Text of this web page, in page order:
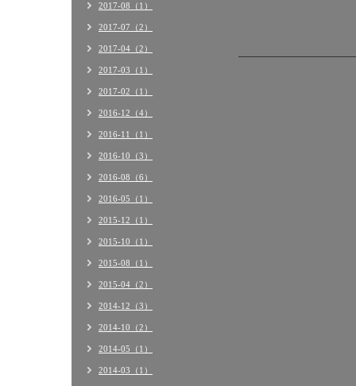
2017-08（1）
2017-07（2）
2017-04（2）
2017-03（1）
2017-02（1）
2016-12（4）
2016-11（1）
2016-10（3）
2016-08（6）
2016-05（1）
2015-12（1）
2015-10（1）
2015-08（1）
2015-04（2）
2014-12（3）
2014-10（2）
2014-05（1）
2014-03（1）